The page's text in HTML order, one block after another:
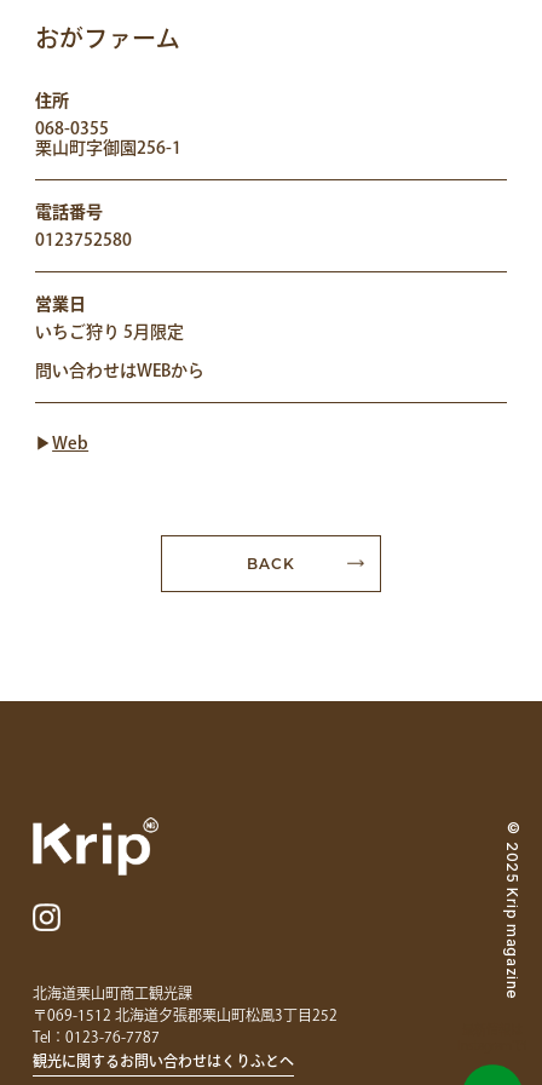
おがファーム
住所
068-0355
栗山町字御園256-1
電話番号
0123752580
営業日
いちご狩り 5月限定
問い合わせはWEBから
▶︎Web
BACK
北海道栗山町商工観光課
〒069-1512 北海道夕張郡栗山町松風3丁目252
Tel： 0123-76-7787
観光に関するお問い合わせはくりふとへ
© 2025 Krip magazine